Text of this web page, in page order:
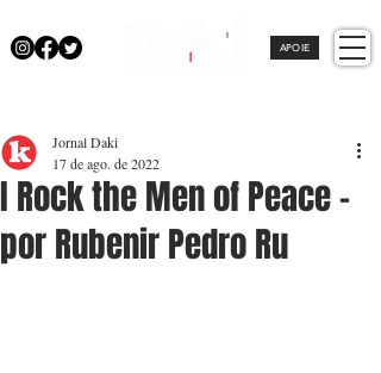
APOIE
I Rock the Men of Peace -
por Rubenir Pedro Ru
Jornal Daki
17 de ago. de 2022